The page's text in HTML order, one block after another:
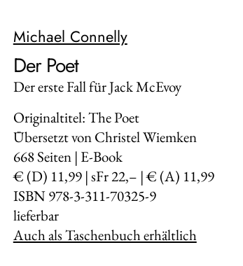
Michael Connelly
Der Poet
Der erste Fall für Jack McEvoy
Originaltitel: The Poet
Übersetzt von Christel Wiemken
668Seiten | E-Book
€ (D) 11,99 | sFr 22,– | € (A) 11,99
ISBN 978-3-311-70325-9
lieferbar
Auch als Taschenbuch erhältlich